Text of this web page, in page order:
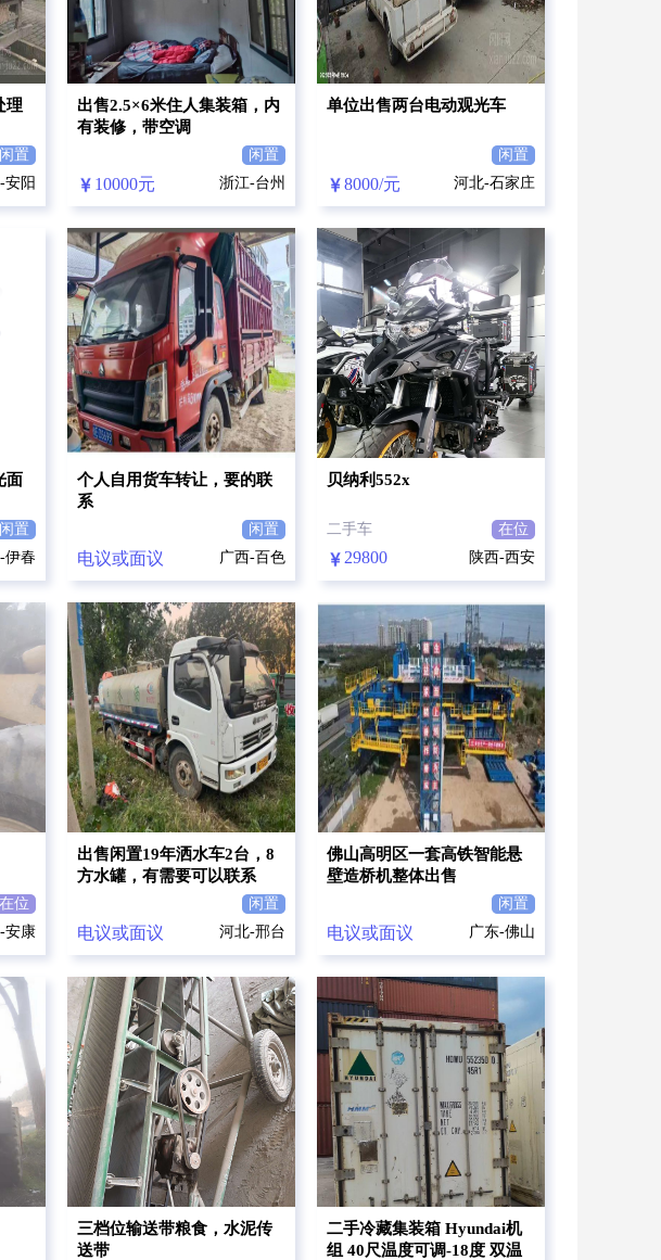
理
闲置
安阳
出售2.5×6米住人集装箱，内
有装修，带空调
闲置
10000元 浙江-台州
单位出售两台电动观光车
闲置
8000/元 河北-石家庄
面
闲置
伊春
个人自用货车转让，要的联
系
闲置
电议或面议 广西-百色
贝纳利552x
二手车 在位
29800 陕西-西安
在位
安康
出售闲置19年洒水车2台，8
方水罐，有需要可以联系
闲置
电议或面议 河北-邢台
佛山高明区一套高铁智能悬
壁造桥机整体出售
闲置
电议或面议 广东-佛山
三档位输送带粮食，水泥传
送带
二手冷藏集装箱 Hyundai机
组 40尺温度可调-18度 双温